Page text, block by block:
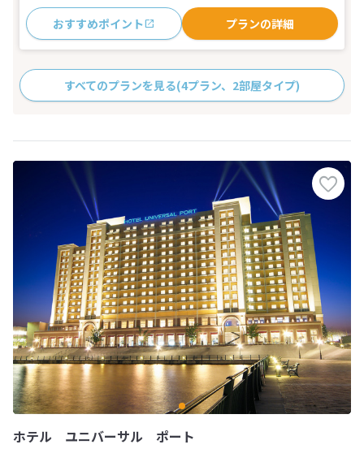
おすすめポイント プランの詳細
すべてのプランを見る(4プラン、2部屋タイプ)
ホテル ユニバーサル ポート